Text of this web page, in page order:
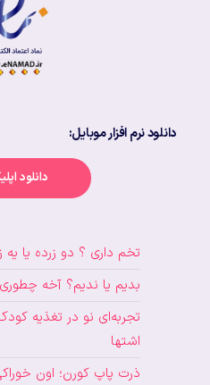
دانلود نرم افزار موبایل:
دانلود
تخم داری ؟ دو زرده یا
بدیم یا ندیم؟ آخه
تجربه‌ای نو در تغذیه
اشتها
ذرت پاپ کورن؛ اون